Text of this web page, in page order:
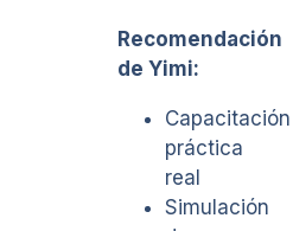
Recomendación
de Yimi:
Capacitación
práctica
real
Simulación